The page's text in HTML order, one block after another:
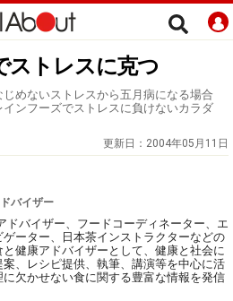
ストレスに克つ
めないストレスから五月病になる場合
ンフーズでストレスに負けないカラダ
更新日： 2004年05月11日
バイザー
ドバイザー、フードコーディネーター、エ
ゲーター、日本茶インストラクターなどの
健康アドバイザーとして、健康と社会に
、レシピ提供、執筆、講演等を中心に活
欠かせない食に関する豊富な情報を発信